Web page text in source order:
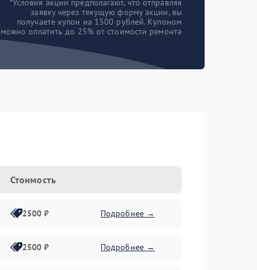
*Условия акции предполагают, что отправляя
заявку через текущую форму акции, вы
получаете купон на 1500 рублей. Купоном
можно оплатить до 25% от стоимости ремонта
Стоимость
2500 ₽ Подробнее →
2500 ₽ Подробнее →